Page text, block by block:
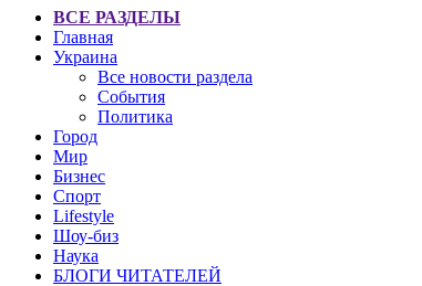
ВСЕ РАЗДЕЛЫ
Главная
Украина
Все новости раздела
События
Политика
Город
Мир
Бизнес
Спорт
Lifestyle
Шоу-биз
Наука
БЛОГИ ЧИТАТЕЛЕЙ